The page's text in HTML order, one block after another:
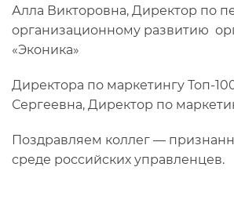
Алла Викторовна, Директор по
организационному развитию
«Эконика»
Директора по маркетингу Топ-
Сергеевна, Директор по
Поздравляем коллег —
среде российских управленцев.